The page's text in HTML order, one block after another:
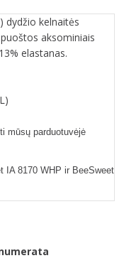
dydžio kelnaitės
aksominiais
elastanas.
mūsų parduotuvėjė
IA 8170 WHP ir BeeSweet